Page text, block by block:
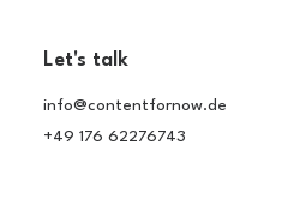
Let's talk
info@contentfornow.de
+49 176 62276743